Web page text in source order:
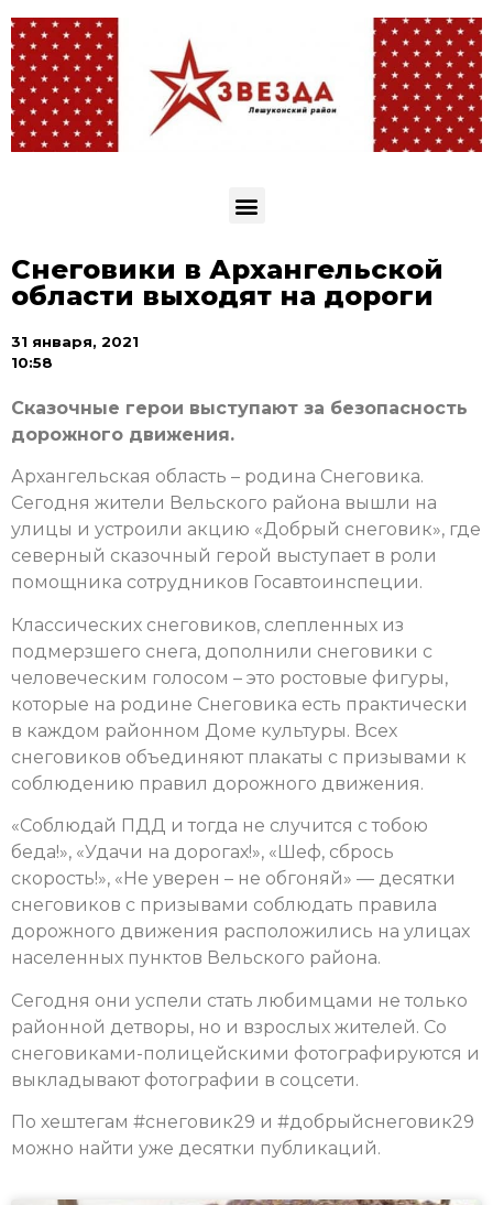
Снеговики в Архангельской
области выходят на дороги
31 января, 2021
10:58
Сказочные герои выступают за безопасность
дорожного движения.
Архангельская область – родина Снеговика.
Сегодня жители Вельского района вышли на
улицы и устроили акцию «Добрый снеговик», где
северный сказочный герой выступает в роли
помощника сотрудников Госавтоинспеции.
Классических снеговиков, слепленных из
подмерзшего снега, дополнили снеговики с
человеческим голосом – это ростовые фигуры,
которые на родине Снеговика есть практически
в каждом районном Доме культуры. Всех
снеговиков объединяют плакаты с призывами к
соблюдению правил дорожного движения.
«Соблюдай ПДД и тогда не случится с тобою
беда!», «Удачи на дорогах!», «Шеф, сбрось
скорость!», «Не уверен – не обгоняй» — десятки
снеговиков с призывами соблюдать правила
дорожного движения расположились на улицах
населенных пунктов Вельского района.
Сегодня они успели стать любимцами не только
районной детворы, но и взрослых жителей. Со
снеговиками-полицейскими фотографируются и
выкладывают фотографии в соцсети.
По хештегам #снеговик29 и #добрыйснеговик29
можно найти уже десятки публикаций.